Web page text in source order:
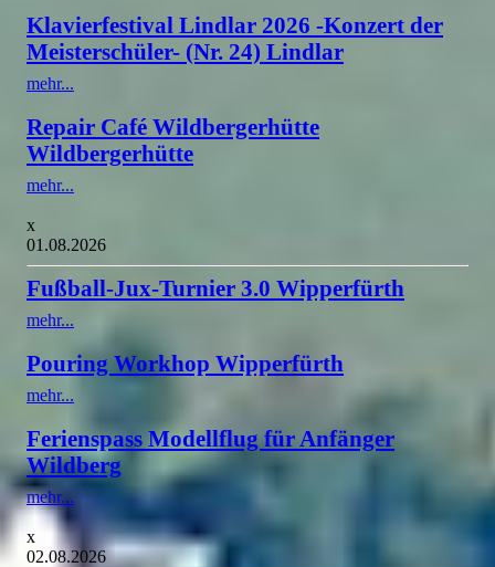
Klavierfestival Lindlar 2026 -Konzert der
Meisterschüler- (Nr. 24) Lindlar
mehr...
Repair Café Wildbergerhütte
Wildbergerhütte
mehr...
x
01.08.2026
Fußball-Jux-Turnier 3.0 Wipperfürth
mehr...
Pouring Workhop Wipperfürth
mehr...
Ferienspass Modellflug für Anfänger
Wildberg
mehr...
x
02.08.2026